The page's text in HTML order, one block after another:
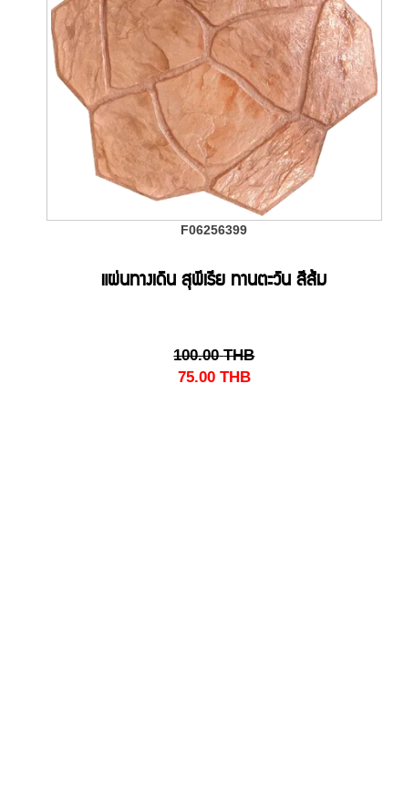
F06256399
แผ่นทางเดิน สุพีเรีย ทานตะวัน สีส้ม
100.00 THB
75.00 THB